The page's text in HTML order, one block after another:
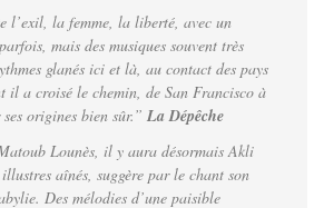
l’exil, la femme, la liberté, avec un
mais des musiques souvent très
glanés ici et là, au contact des pays
il a croisé le chemin, de San Francisco à
origines bien sûr.” La Dépêche
Lounès, il y aura désormais Akli
aînés, suggère par le chant son
Des mélodies d’une paisible